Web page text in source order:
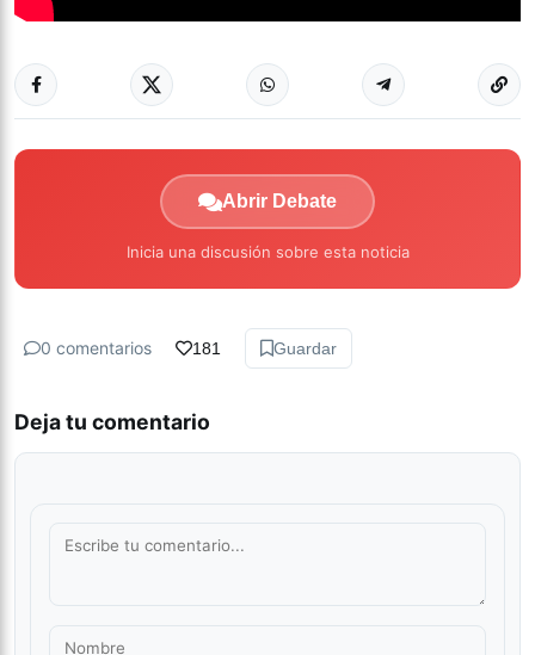
Abrir Debate
Inicia una discusión sobre esta noticia
0 comentarios 181 Guardar
Deja tu comentario